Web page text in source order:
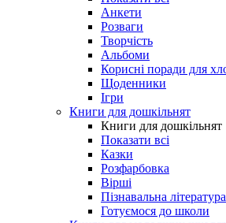
Анкети
Розваги
Творчість
Альбоми
Корисні поради для
Щоденники
Ігри
Книги для дошкільнят
Книги для дошкільнят
Показати всі
Казки
Розфарбовка
Вірші
Пізнавальна література
Готуємося до школи